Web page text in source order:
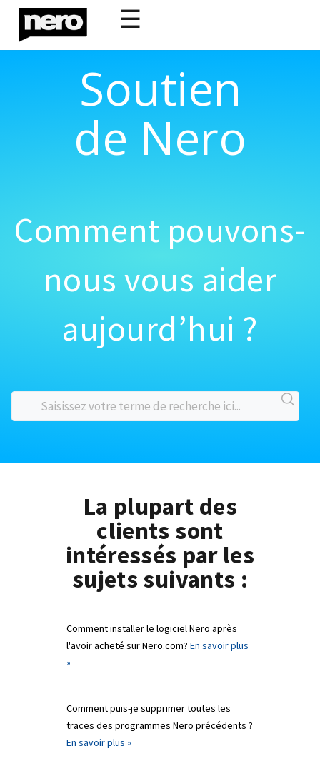
☰
Soutien
de Nero
Comment pouvons-
nous vous aider
aujourd’hui ?
La plupart des
clients sont
intéressés par les
sujets suivants :
Comment installer le logiciel Nero après
l'avoir acheté sur Nero.com? En savoir plus
»
Comment puis-je supprimer toutes les
traces des programmes Nero précédents ?
En savoir plus »